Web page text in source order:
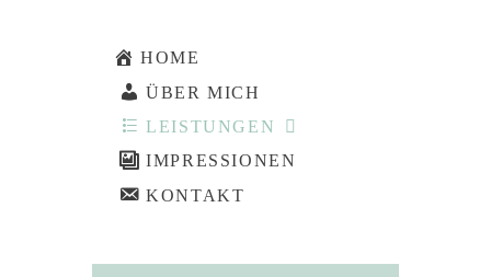
HOME
ÜBER MICH
LEISTUNGEN
IMPRESSIONEN
KONTAKT